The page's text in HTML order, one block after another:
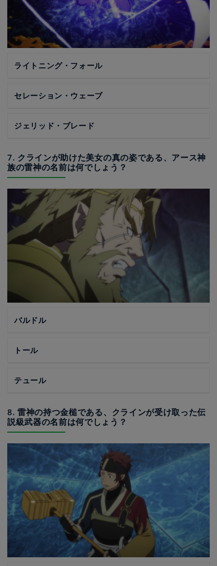
ライトニング・フォール
セレーション・ウェーブ
ジェリッド・ブレード
7. クラインが助けた美女の真の姿である、アース神
族の雷神の名前は何でしょう？
バルドル
トール
テュール
8. 雷神の持つ金槌である、クラインが受け取った伝
説級武器の名前は何でしょう？